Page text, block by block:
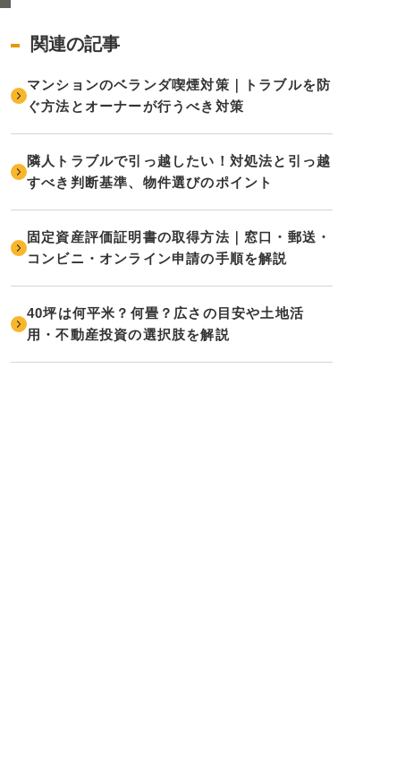
関連の記事
マンションのベランダ喫煙対策｜トラブルを防
ぐ方法とオーナーが行うべき対策
隣人トラブルで引っ越したい！対処法と引っ越
すべき判断基準、物件選びのポイント
固定資産評価証明書の取得方法｜窓口・郵送・
コンビニ・オンライン申請の手順を解説
40坪は何平米？何畳？広さの目安や土地活
用・不動産投資の選択肢を解説